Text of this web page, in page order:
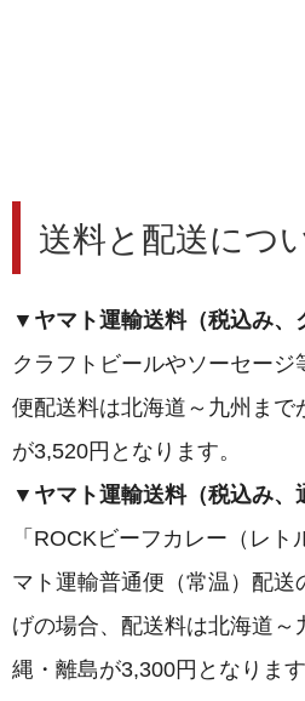
送料と配送につ
▼ヤマト運輸送料（税込み、
クラフトビールやソーセー
便配送料は北海道～九州まで
が3,520円となります。
▼ヤマト運輸送料（税込み、
「ROCKビーフカレー（レ
マト運輸普通便（常温）配送
げの場合、配送料は北海道～
縄・離島が3,300円となります